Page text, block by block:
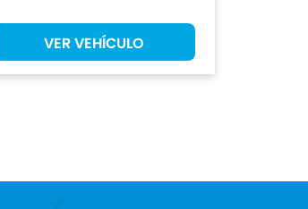
VER VEHÍCULO